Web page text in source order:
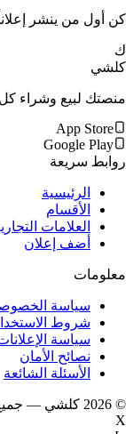
كن أول من ينشر
ك
كلشي
منصتك لبيع وشراء
App Store
Google Play
روابط سريعة
الرئيسية
الأقسام
العلامات
أضف إعلان
معلومات
سياسة
شروط
سياسة
نصائح الأمان
الأسئلة الشائعة
©
2026 كلشي —
X